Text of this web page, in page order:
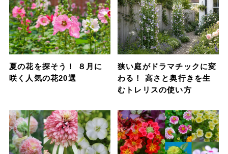
夏の花を探そう！ ８月に
咲く人気の花20選
狭い庭がドラマチックに変
わる！ 高さと奥行きを生
むトレリスの使い方